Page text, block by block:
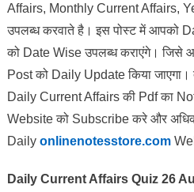
Affairs, Monthly Current Affairs,
उपलब्ध करवाते है। इस पोस्ट में आपको
को Date Wise उपलब्ध कराएंगे।
Post को Daily Update किया
Daily Current Affairs की Pdf का
Website को Subscribe करे और
Daily onlinenotesstore.com
Daily Current Affairs Quiz 26